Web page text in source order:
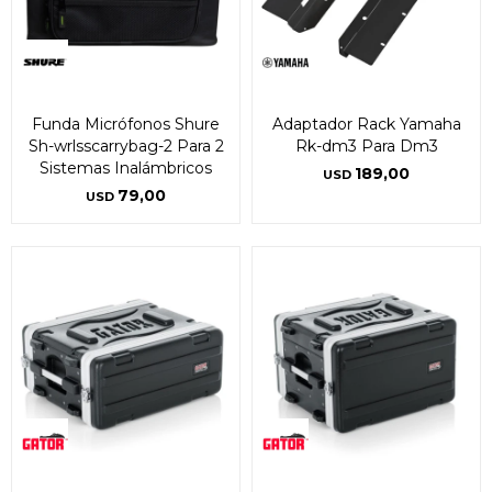
Funda Micrófonos Shure
Sh-wrlsscarrybag-2 Para 2
Sistemas Inalámbricos
USD 79,00
Adaptador Rack Yamaha
Rk-dm3 Para Dm3
USD 189,00